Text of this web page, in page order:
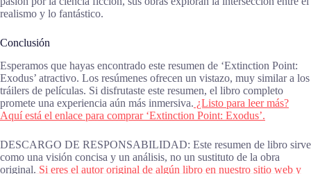
realismo y lo fantástico.
Conclusión
Esperamos que hayas encontrado este resumen de ‘Extinction Point:
Exodus’ atractivo. Los resúmenes ofrecen un vistazo, muy similar a los
tráilers de películas. Si disfrutaste este resumen, el libro completo
promete una experiencia aún más inmersiva. ¿Listo para leer más?
Aquí está el enlace para comprar ‘Extinction Point: Exodus’.
DESCARGO DE RESPONSABILIDAD: Este resumen de libro sirve
como una visión concisa y un análisis, no un sustituto de la obra
original. Si eres el autor original de algún libro en nuestro sitio web y